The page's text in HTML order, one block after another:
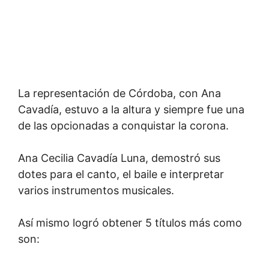
La representación de Córdoba, con Ana
Cavadía, estuvo a la altura y siempre fue una
de las opcionadas a conquistar la corona.
Ana Cecilia Cavadía Luna, demostró sus
dotes para el canto, el baile e interpretar
varios instrumentos musicales.
Así mismo logró obtener 5 títulos más como
son: